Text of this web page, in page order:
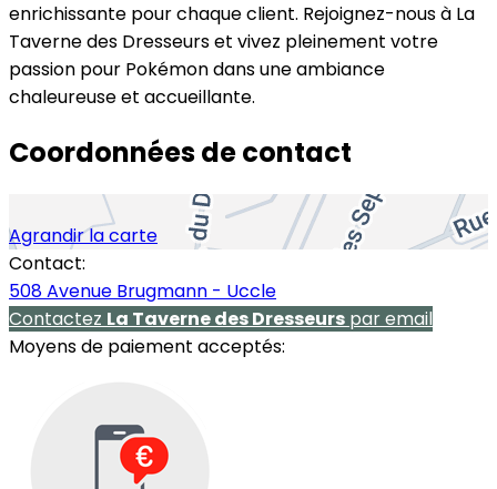
enrichissante pour chaque client. Rejoignez-nous à La
Taverne des Dresseurs et vivez pleinement votre
passion pour Pokémon dans une ambiance
chaleureuse et accueillante.
Coordonnées de contact
Agrandir la carte
Contact:
508 Avenue Brugmann - Uccle
Contactez La Taverne des Dresseurs par email
Moyens de paiement acceptés: